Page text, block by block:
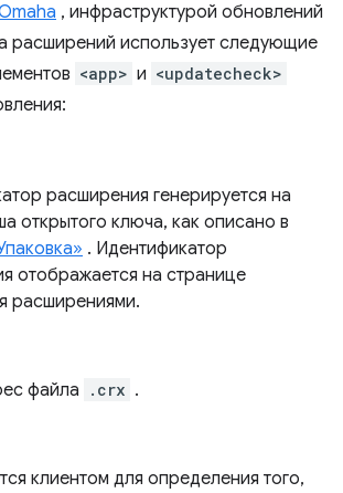
, инфраструктурой обновлений
расширений использует следующие
<app> и <updatecheck>
расширения генерируется на
открытого ключа, как описано в
. Идентификатор
отображается на странице
расширениями.
файла
.crx .
клиентом для определения того,